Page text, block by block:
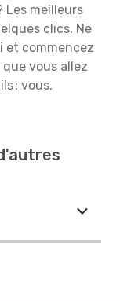
Les meilleurs
clics. Ne
et commencez
vous allez
: vous,